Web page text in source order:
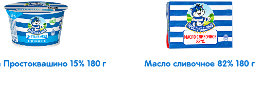
15% 180 г Масло сливочное 82% 180 г